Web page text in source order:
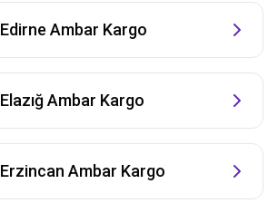
Edirne Ambar Kargo
ElazığAmbar Kargo
Erzincan Ambar Kargo